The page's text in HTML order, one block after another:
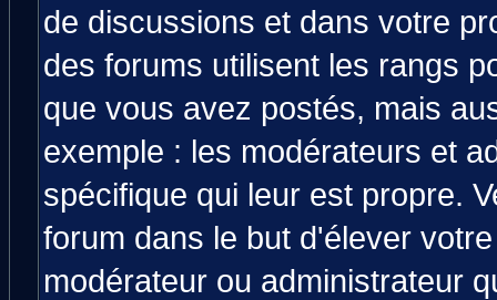
de discussions et dans votre
des forums utilisent les rangs
que vous avez postés, mais
exemple : les modérateurs et
spécifique qui leur est propre.
forum dans le but d'élever
modérateur ou administrateur